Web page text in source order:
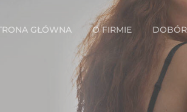
GŁÓWNA O FIRMIE